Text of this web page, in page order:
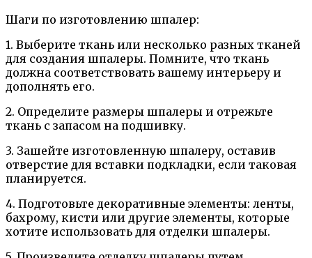
Шаги по изготовлению шпалер:
1. Выберите ткань или несколько разных тканей
для создания шпалеры. Помните, что ткань
должна соответствовать вашему интерьеру и
дополнять его.
2. Определите размеры шпалеры и отрежьте
ткань с запасом на подшивку.
3. Зашейте изготовленную шпалеру, оставив
отверстие для вставки подкладки, если таковая
планируется.
4. Подготовьте декоративные элементы: ленты,
бахрому, кисти или другие элементы, которые
хотите использовать для отделки шпалеры.